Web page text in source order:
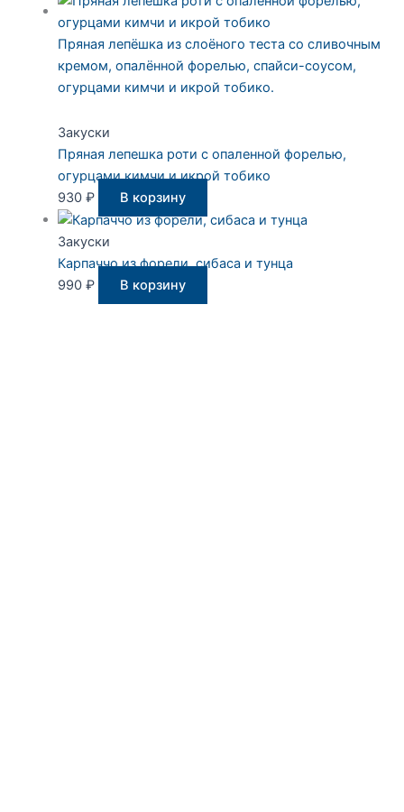
Пряная лепёшка из слоёного теста со сливочным
кремом, опалённой форелью, спайси-соусом,
огурцами кимчи и икрой тобико.
Закуски
Пряная лепешка роти с опаленной форелью,
огурцами кимчи и икрой тобико
930 ₽ В корзину
Закуски
Карпаччо из форели, сибаса и тунца
990 ₽ В корзину